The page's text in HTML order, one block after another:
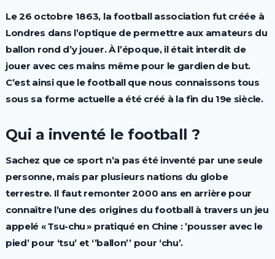
Le 26 octobre 1863, la football association fut créée à
Londres dans l’optique de permettre aux amateurs du
ballon rond d’y jouer. À l’époque, il était interdit de
jouer avec ces mains même pour le gardien de but.
C’est ainsi que le football que nous connaissons tous
sous sa forme actuelle a été créé à la fin du 19e siècle.
Qui a inventé le football ?
Sachez que ce sport n’a pas été inventé par une seule
personne, mais par plusieurs nations du globe
terrestre. Il faut remonter 2000 ans en arrière pour
connaître l’une des origines du football à travers un jeu
appelé « Tsu-chu » pratiqué en Chine : ’pousser avec le
pied’ pour ‘tsu’ et ‘’ballon’’ pour ‘chu’.